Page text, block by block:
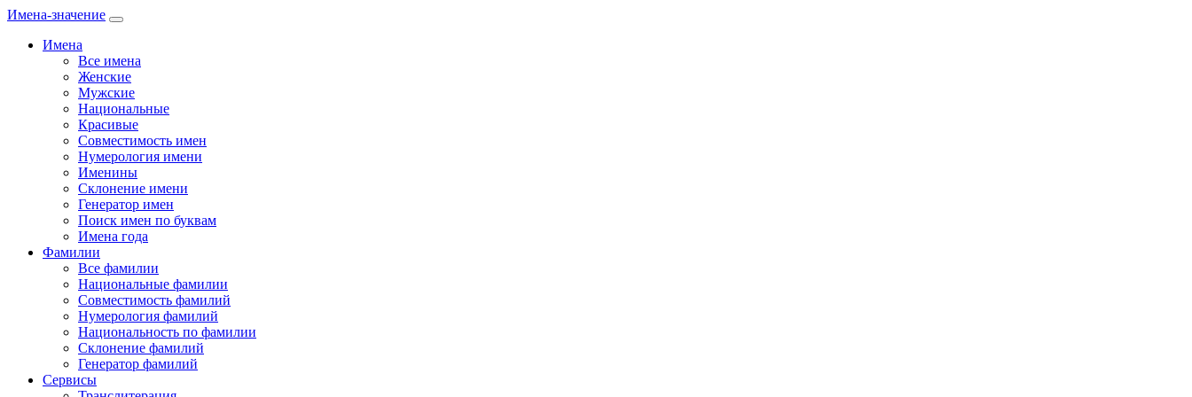
Имена-значение
Имена
Все имена
Женские
Мужские
Национальные
Красивые
Совместимость имен
Нумерология имени
Именины
Склонение имени
Генератор имен
Поиск имен по буквам
Имена года
Фамилии
Все фамилии
Национальные фамилии
Совместимость фамилий
Нумерология фамилий
Национальность по фамилии
Склонение фамилий
Генератор фамилий
Сервисы